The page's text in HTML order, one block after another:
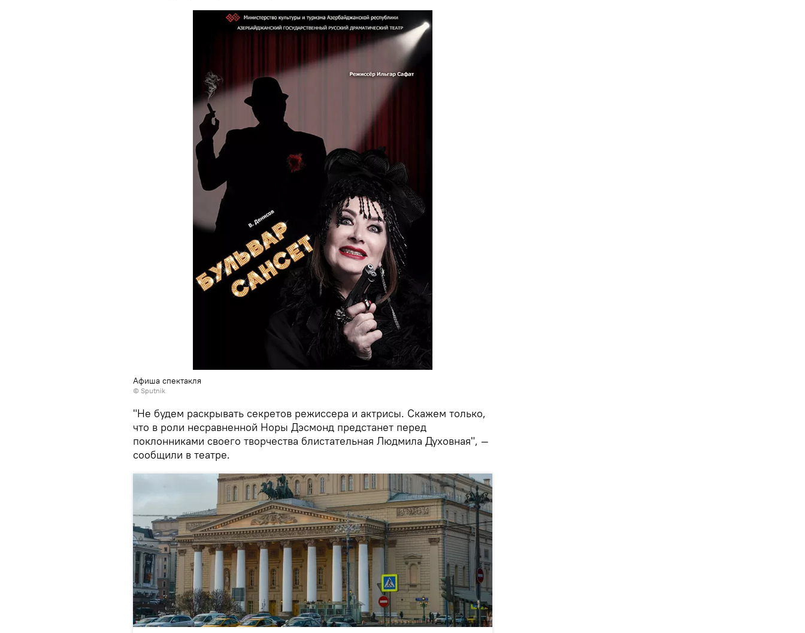
Афиша спектакля
© Sputnik
"Не будем раскрывать секретов режиссера и актрисы. Скажем только,
что в роли несравненной Норы Дэсмонд предстанет перед
поклонниками своего творчества блистательная Людмила Духовная", —
сообщили в театре.